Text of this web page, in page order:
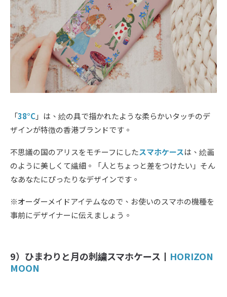
「38°C」は、絵の具で描かれたような柔らかいタッチのデ
ザインが特徴の香港ブランドです。
不思議の国のアリスをモチーフにしたスマホケースは、絵画
のように美しくて繊細。「人とちょっと差をつけたい」そん
なあなたにぴったりなデザインです。
※オーダーメイドアイテムなので、お使いのスマホの機種を
事前にデザイナーに伝えましょう。
9）ひまわりと月の刺繍スマホケース丨 HORIZON
MOON